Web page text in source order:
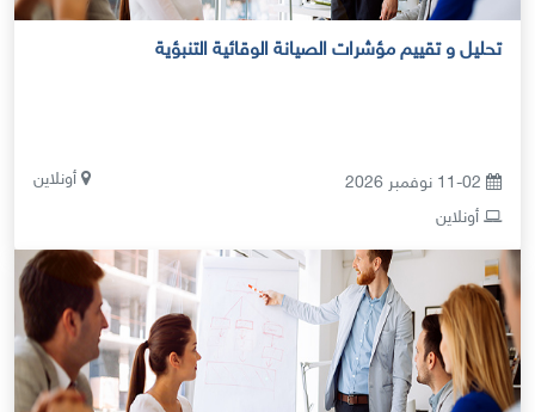
تحليل و تقييم مؤشرات الصيانة الوقائية التنبؤية
أونلاين
أونلاين